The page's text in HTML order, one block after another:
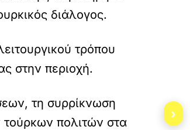
διάλογος.
τρόπου
στην περιοχή.
τη συρρίκνωση
τούρκων πολιτών στα
›